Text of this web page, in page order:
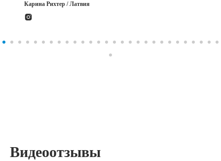
Карина Рихтер / Латвия
Видеоотзывы